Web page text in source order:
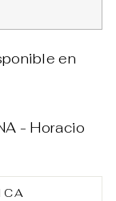
en
- Horacio